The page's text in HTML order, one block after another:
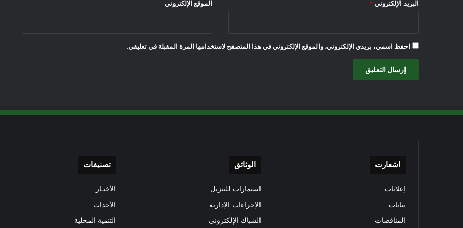
البريد الإلكتروني * الموقع الإلكتروني
احفظ اسمي، بريدي الإلكتروني، والموقع الإلكتروني في هذا المتصفح لاستخدامها المرة المقبلة في تعليقي.
اشعارت
إعلانات
بيانات
المناقصات
الوثائق
استمارات للتنزيل
الإجراءات الإدارية
الشباك الإلكتروني
تصنيفات
الأخبـار
الأحداث
التنمية المحلية